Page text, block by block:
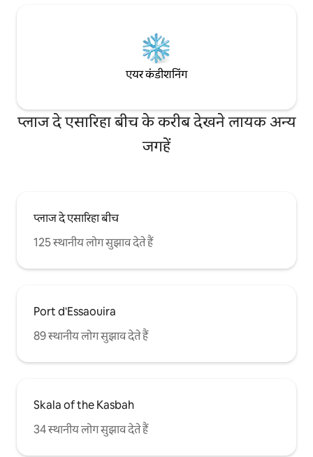
एयर कंडीशनिंग
प्लाज दे एसारिहा बीच के करीब देखने लायक अन्य
जगहें
प्लाज दे एसारिहा बीच
125 स्थानीय लोग सुझाव देते हैं
Port d'Essaouira
89 स्थानीय लोग सुझाव देते हैं
Skala of the Kasbah
34 स्थानीय लोग सुझाव देते हैं